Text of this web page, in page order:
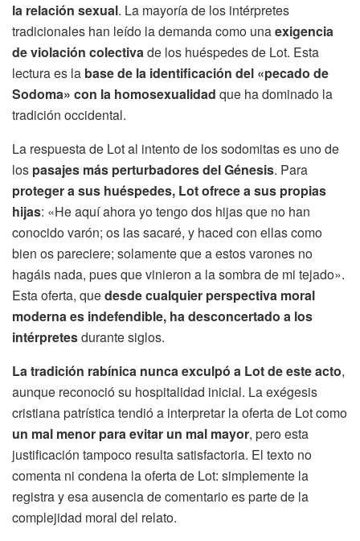
la relación sexual. La mayoría de los intérpretes
tradicionales han leído la demanda como unaexigencia
de violación colectivade los huéspedes de Lot. Esta
lectura es la base de la identificación del «pecado de
Sodoma» con la homosexualidad que ha dominado la
tradición occidental.
La respuesta de Lot al intento de los sodomitas es uno de
los pasajes más perturbadores del Génesis. Para
proteger a sus huéspedes, Lot ofrece a sus propias
hijas: «He aquí ahora yo tengo dos hijas que no han
conocido varón; os las sacaré, y haced con ellas como
bien os pareciere; solamente que a estos varones no
hagáis nada, pues que vinieron a la sombra de mi tejado».
Esta oferta, quedesde cualquier perspectiva moral
moderna es indefendible, ha desconcertado a los
intérpretesdurante siglos.
La tradición rabínica nunca exculpó a Lot de este acto,
aunque reconoció su hospitalidad inicial. La exégesis
cristiana patrística tendió a interpretar la oferta de Lot como
un mal menor para evitar un mal mayor, pero esta
justificación tampoco resulta satisfactoria. El texto no
comenta ni condena la oferta de Lot: simplemente la
registra y esa ausencia de comentario es parte de la
complejidad moral del relato.